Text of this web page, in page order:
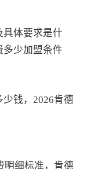
具体要求是什
多少加盟条件
钱，2026肯德
明细标准，肯德